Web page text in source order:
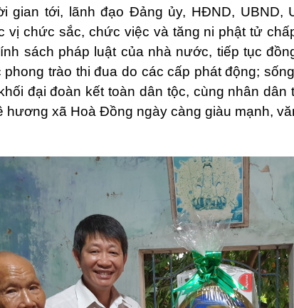
gian tới, lãnh đạo Đảng ủy, HĐND, UBND,
vị chức sắc, chức việc và tăng ni phật tử
sách pháp luật của nhà nước, tiếp tục
phong trào thi đua do các cấp phát động;
đại đoàn kết toàn dân tộc, cùng nhân dân
hương xã Hoà Đồng ngày càng giàu mạnh,